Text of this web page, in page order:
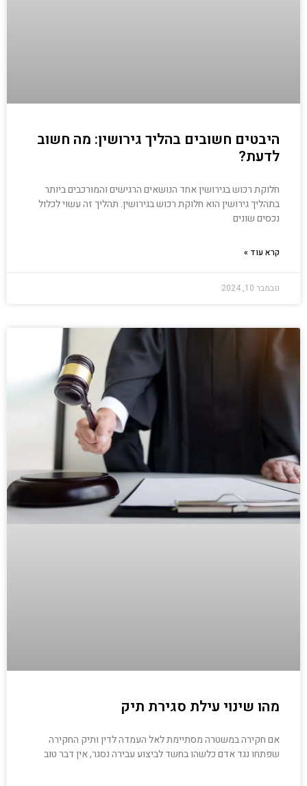
היבטים חשובים בהליך גירושין: מה חשוב
לדעת?
חלוקת רכוש בגירושין אחד הנושאים הרגישים והמורכבים ביותר
בתהליך גירושין הוא חלוקת רכוש בגירושין. תהליך זה עשוי לכלול
נכסים שונים
קרא עוד »
נובמבר 10, 2024
מהו שינוי עילת סגירת תיק
אם חקירה במשטרה מסתיימת לאל העמדה לדין ותיק החקירה
שפתחו נגד אדם כלשהו בחשד לביצוע עבירה נסגר, אין דבר טוב